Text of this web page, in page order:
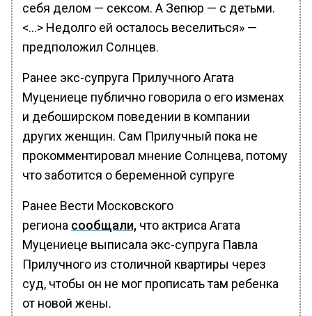
себя делом — сексом. А Зепюр — с детьми.
<…> Недолго ей осталось веселиться» —
предположил Солнцев.
Ранее экс-супруга Прилучного Агата
Муцениеце публично говорила о его изменах
и дебоширском поведении в компании
других женщин. Сам Прилучный пока не
прокомментировал мнение Солнцева, потому
что заботится о беременной супруге
Ранее Вести Московского
региона сообщали, что актриса Агата
Муцениеце выписала экс-супруга Павла
Прилучного из столичной квартиры через
суд, чтобы он не мог прописать там ребенка
от новой жены.